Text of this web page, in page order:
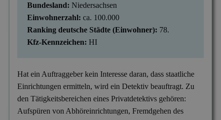
Verleumdung & Rufmord
Objekt- & Personenschutz
Sabotage & Beschädigung
Schuldner- & Adresssuche
Hamburg
Hannover
Stuttgart
Bundesland: Niedersachsen
Einwohnerzahl: ca. 100.000
Ranking deutsche Städte (Einwohner): 78.
Kfz-Kennzeichen: HI
Hat ein Auftraggeber kein Interesse daran, dass staatliche
Einrichtungen ermitteln, wird ein Detektiv beauftragt. Zu
den Tätigkeitsbereichen eines Privatdetektivs gehören:
Aufspüren von Abhöreinrichtungen, Fremdgehen des